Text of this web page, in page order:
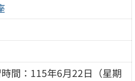
間：115年6月22日（星期